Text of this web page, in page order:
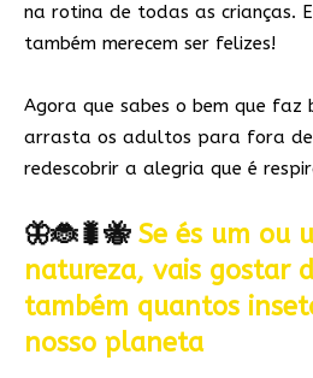
na rotina de todas as crianças.
também merecem ser felizes!
Agora que sabes o bem que faz
arrasta os adultos para fora
redescobrir a alegria que é
🦋🐞🐛🐝 Se és um ou
natureza, vais gostar
também quantos
nosso planeta